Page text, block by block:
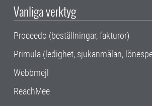
Vanliga verktyg
Proceedo (beställningar, fakturor)
Primula (ledighet, sjukanmälan,
Webbmejl
ReachMee